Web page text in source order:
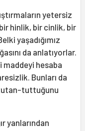
yetersiz
hinlik, bir cinlik, bir
yaşadığımız
da anlatıyorlar.
hesaba
Bunları da
tuttuğunu
yanlarından